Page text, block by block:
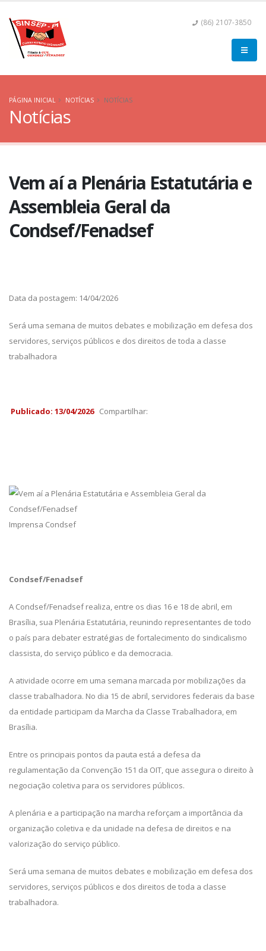
(86) 2107-3850
PÁGINA INICIAL NOTÍCIAS NOTÍCIAS
Notícias
Vem aí a Plenária Estatutária e
Assembleia Geral da
Condsef/Fenadsef
Data da postagem: 14/04/2026
Será uma semana de muitos debates e mobilização em defesa dos
servidores, serviços públicos e dos direitos de toda a classe
trabalhadora
Publicado: 13/04/2026Compartilhar:
Imprensa Condsef
Condsef/Fenadsef
A Condsef/Fenadsef realiza, entre os dias 16 e 18 de abril, em
Brasília, sua Plenária Estatutária, reunindo representantes de todo
o país para debater estratégias de fortalecimento do sindicalismo
classista, do serviço público e da democracia.
A atividade ocorre em uma semana marcada por mobilizações da
classe trabalhadora. No dia 15 de abril, servidores federais da base
da entidade participam da Marcha da Classe Trabalhadora, em
Brasília.
Entre os principais pontos da pauta está a defesa da
regulamentação da Convenção 151 da OIT, que assegura o direito à
negociação coletiva para os servidores públicos.
A plenária e a participação na marcha reforçam a importância da
organização coletiva e da unidade na defesa de direitos e na
valorização do serviço público.
Será uma semana de muitos debates e mobilização em defesa dos
servidores, serviços públicos e dos direitos de toda a classe
trabalhadora.